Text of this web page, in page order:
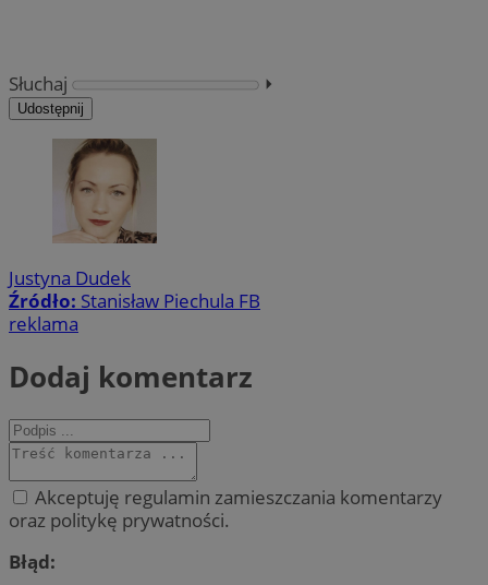
Słuchaj ⏵︎
Udostępnij
Justyna Dudek
Źródło: Stanisław Piechula FB
reklama
Dodaj komentarz
Akceptuję regulamin zamieszczania komentarzy
oraz politykę prywatności.
Błąd: